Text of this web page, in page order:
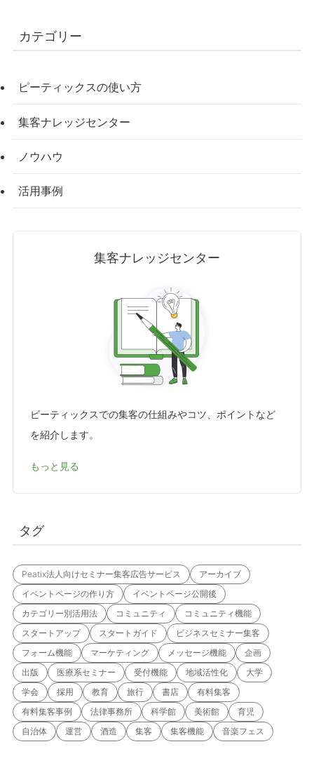
カテゴリー
ピーティックスの使い方
集客ナレッジセンター
ノウハウ
活用事例
集客ナレッジセンター
ピーティックスでの集客の仕組みやコツ、ポイントなど
を紹介します。
もっと見る
タグ
Peatix法人向けセミナー集客広告サービス
アーカイブ
イベントページの作り方
イベントページ公開後
カテゴリー別活用法
コミュニティ
コミュニティ機能
スタートアップ
スタートガイド
ビジネスセミナー集客
フォーム機能
マーケティング メッセージ機能
企画
出版
医療系セミナー 受付機能 地域活性化
大学
学会
採用 教育 旅行 書店
有料集客
有料集客事例
法律事務所 科学館 美術館
育児
自治体
運営 酒造 集客 集客機能 音楽フェス